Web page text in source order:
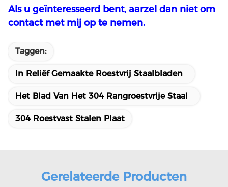
Als u geïnteresseerd bent, aarzel dan niet om
contact met mij op te nemen.
Taggen:
In Reliëf Gemaakte Roestvrij Staalbladen
Het Blad Van Het 304 Rangroestvrije Staal
304 Roestvast Stalen Plaat
Gerelateerde Producten